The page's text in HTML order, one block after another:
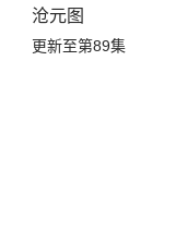
沧元图
更新至第89集